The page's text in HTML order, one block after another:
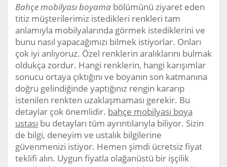
Bahçe mobilyası boyama bölümünü ziyaret eden
titiz müşterilerimiz istedikleri renkleri tam
anlamıyla mobilyalarında görmek istediklerini ve
bunu nasıl yapacağımızı bilmek istiyorlar. Onları
çok iyi anlıyoruz. Özel renklerin aralıklarını bulmak
oldukça zordur. Hangi renklerin, hangi karışımlar
sonucu ortaya çıktığını ve boyanın son katmanına
doğru gelindiğinde yaptığınız rengin kararıp
istenilen renkten uzaklaşmaması gerekir. Bu
detaylar çok önemlidir. bahçe mobilyası boya
ustası bu detayları tüm ayrıntılarıyla biliyor. Sizin
de bilgi, deneyim ve ustalık bilgilerine
güvenmenizi istiyor. Hemen şimdi ücretsiz fiyat
teklifi alın. Uygun fiyatla olağanüstü bir işçilik